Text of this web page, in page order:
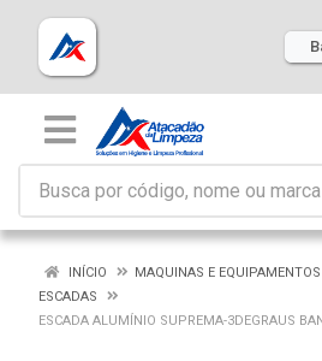
INÍCIO
MAQUINAS E EQUIPAMENTOS
ESCADAS
ESCADA ALUMÍNIO SUPREMA-3DEGRAUS